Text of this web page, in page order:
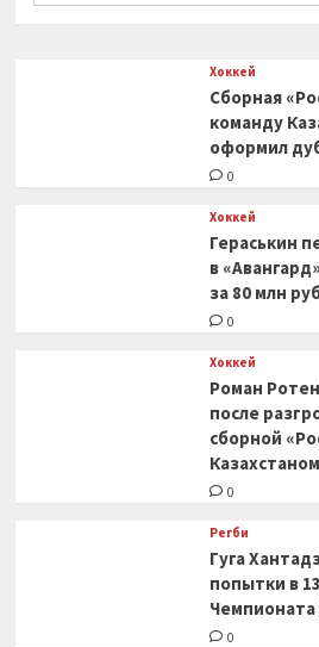
Хоккей
Сборная
команду
оформил
0
Хоккей
Гераськин
в
за 80 млн
0
Хоккей
Роман
после
сборной
Казахстаном
0
Регби
Гуга
попытки в
Чемпионата
0